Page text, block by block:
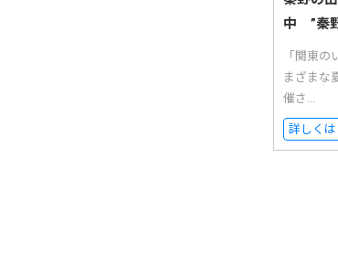
中 ”秦
「関東
まざまな
催さ...
詳しくは